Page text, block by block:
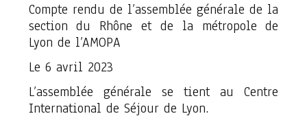
Compte rendu de l’assemblée générale de la
section du Rhône et de la métropole de
Lyon de l’AMOPA
Le 6 avril 2023
L’assemblée générale se tient au Centre
International de Séjour de Lyon.